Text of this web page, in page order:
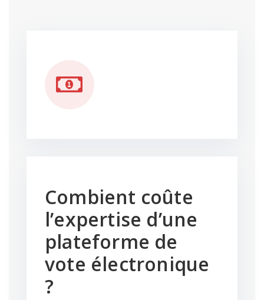
Combient coûte
l’expertise d’une
plateforme de
vote électronique
?